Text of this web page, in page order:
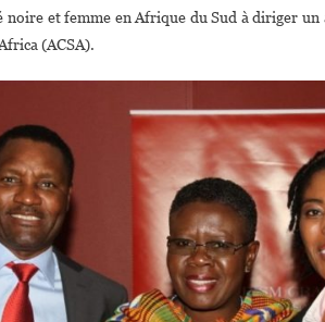
et femme en Afrique du Sud à diriger
(ACSA).